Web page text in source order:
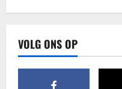
VOLG ONS OP